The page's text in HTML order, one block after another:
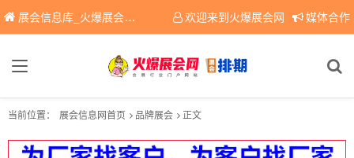
展会信息库_火爆展会网免费展会信息查询平台，提供专业会展服务！ 欢迎来到火爆展会网 媒体合作
当前位置： 展会信息网首页 品牌展会 正文